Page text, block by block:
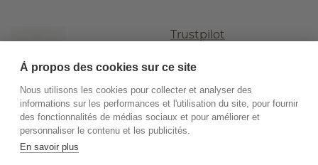
Trustpilot
À propos des cookies sur ce site
Nous utilisons les cookies pour collecter et analyser des
informations sur les performances et l'utilisation du site, pour fournir
des fonctionnalités de médias sociaux et pour améliorer et
personnaliser le contenu et les publicités.
En savoir plus